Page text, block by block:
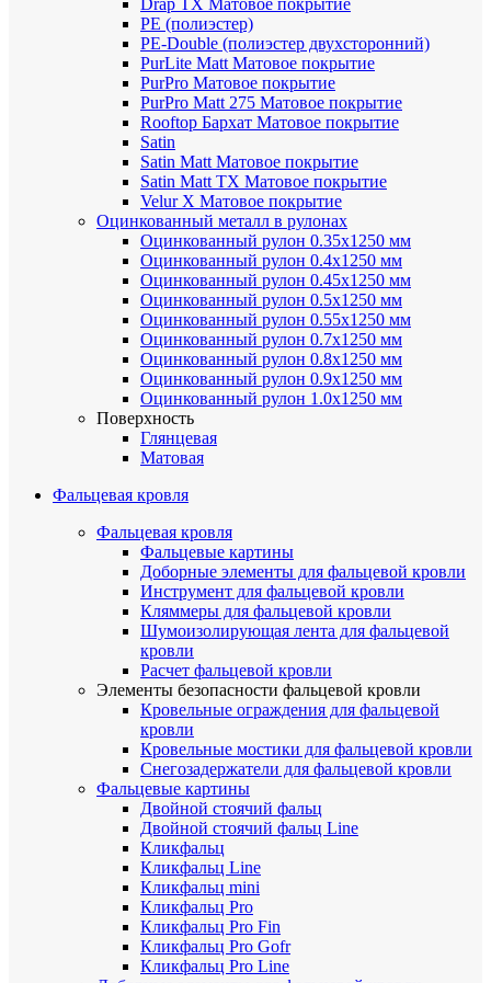
Drap TX Матовое покрытие
PE (полиэстер)
PE-Double (полиэстер двухсторонний)
PurLite Мatt Матовое покрытие
PurPro Матовое покрытие
PurPro Matt 275 Матовое покрытие
Rooftop Бархат Матовое покрытие
Satin
Satin Мatt Матовое покрытие
Satin Matt TX Матовое покрытие
Velur X Матовое покрытие
Оцинкованный металл в рулонах
Оцинкованный рулон 0.35х1250 мм
Оцинкованный рулон 0.4х1250 мм
Оцинкованный рулон 0.45х1250 мм
Оцинкованный рулон 0.5х1250 мм
Оцинкованный рулон 0.55х1250 мм
Оцинкованный рулон 0.7х1250 мм
Оцинкованный рулон 0.8х1250 мм
Оцинкованный рулон 0.9х1250 мм
Оцинкованный рулон 1.0х1250 мм
Поверхность
Глянцевая
Матовая
Фальцевая кровля
Фальцевая кровля
Фальцевые картины
Доборные элементы для фальцевой кровли
Инструмент для фальцевой кровли
Кляммеры для фальцевой кровли
Шумоизолирующая лента для фальцевой
кровли
Расчет фальцевой кровли
Элементы безопасности фальцевой кровли
Кровельные ограждения для фальцевой
кровли
Кровельные мостики для фальцевой кровли
Снегозадержатели для фальцевой кровли
Фальцевые картины
Двойной стоячий фальц
Двойной стоячий фальц Line
Кликфальц
Кликфальц Line
Кликфальц mini
Кликфальц Pro
Кликфальц Pro Fin
Кликфальц Pro Gofr
Кликфальц Pro Line